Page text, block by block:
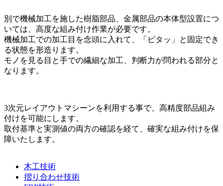
別で機械加工を施した樹脂部品、金属部品の本体型設置につ
いては、高度な組み付け作業が必要です。
機械加工での加工目を念頭に入れて、「ピタッ」と固定でき
る状態を形造ります。
モノを見る目と手での繊細な加工、判断力が問われる部分と
なります。
3次元レイアウトマシーンを利用する事で、高精度部品組み
付けを可能にします。
取付基準と実測値の両方の確認を経て、確実な組み付けを保
障いたします。
木工技術
摺り合わせ技術